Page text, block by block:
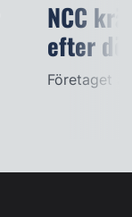
NCC
efter
Företaget